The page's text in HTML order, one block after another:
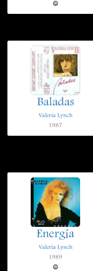
Baladas
Valeria Lynch
1987
Energía
Valeria Lynch
1989